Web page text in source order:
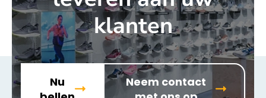
klanten
Nu
Neem contact